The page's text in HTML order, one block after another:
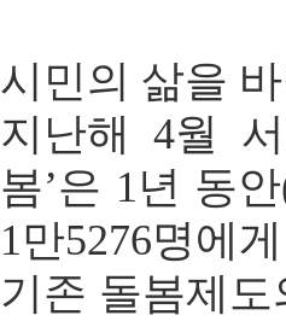
시민의 삶을
지난해 4월
봄’은 1년 동
1만5276명에
기존 돌봄제